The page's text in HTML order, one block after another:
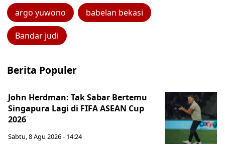
argo yuwono babelan bekasi
Bandar judi
Berita Populer
John Herdman: Tak Sabar Bertemu
Singapura Lagi di FIFA ASEAN Cup
2026
Sabtu, 8 Agu 2026 - 14:24